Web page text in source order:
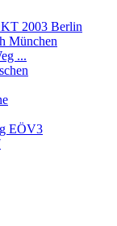
2003 Berlin
München
...
EÖV3